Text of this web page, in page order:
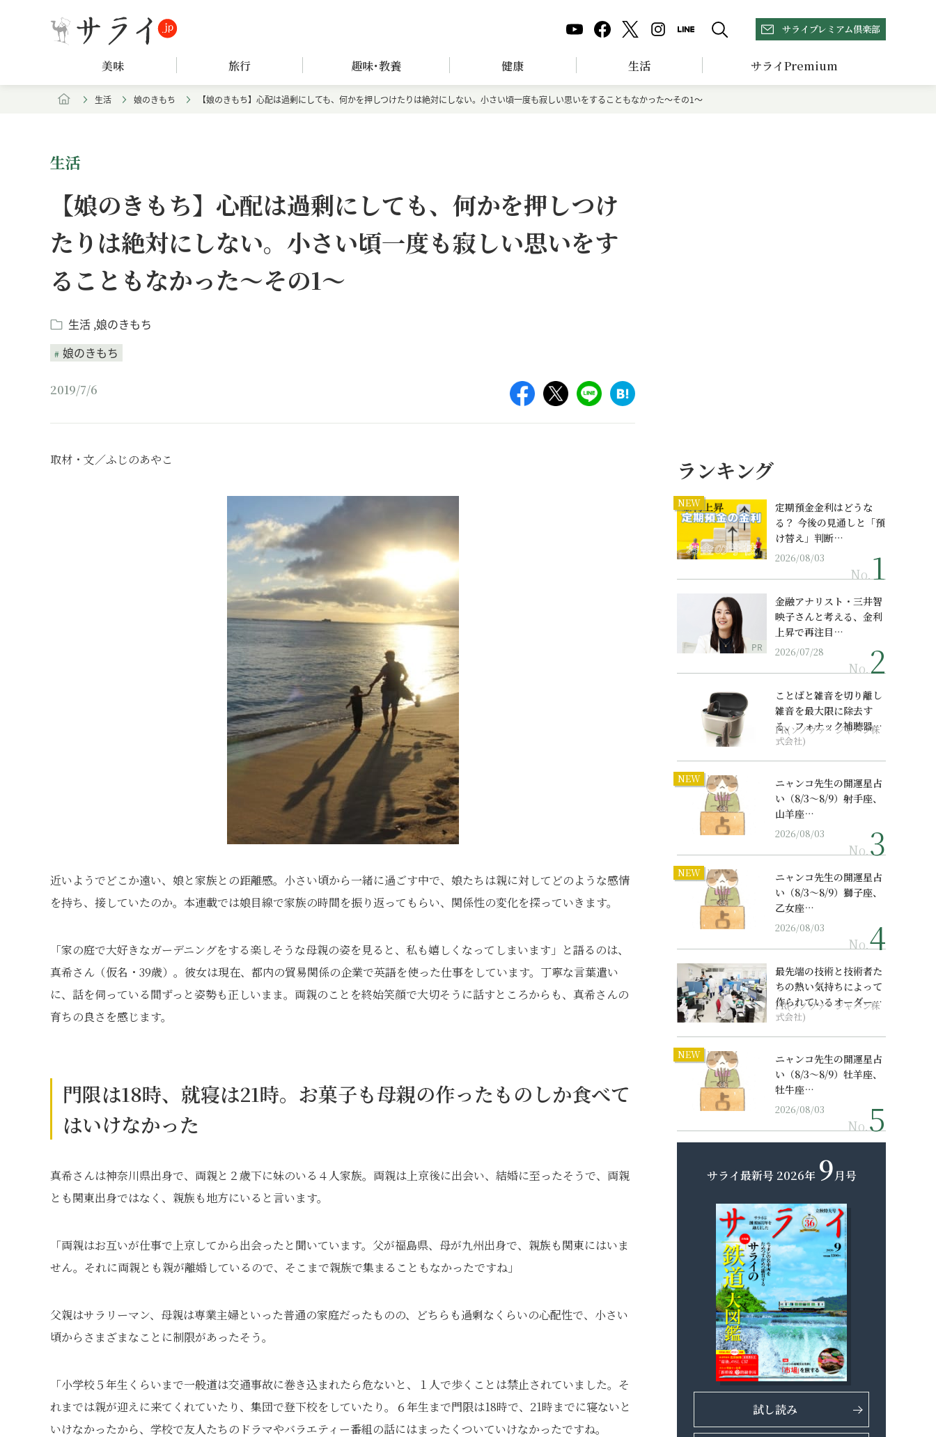
サライプレミアム倶楽部
美味 旅行 趣味･教養 健康 生活 サライPremium
生活 娘のきもち 【娘のきもち】心配は過剰にしても、何かを押しつけたりは絶対にしない。小さい頃一度も寂しい思いをすることもなかった～その1～
生活
【娘のきもち】心配は過剰にしても、何かを押しつけ
たりは絶対にしない。小さい頃一度も寂しい思いをす
ることもなかった～その1～
生活 娘のきもち
娘のきもち
2019/7/6
取材・文／ふじのあやこ
近いようでどこか遠い、娘と家族との距離感。小さい頃から一緒に過ごす中で、娘たちは親に対してどのような感情
を持ち、接していたのか。本連載では娘目線で家族の時間を振り返ってもらい、関係性の変化を探っていきます。
「家の庭で大好きなガーデニングをする楽しそうな母親の姿を見ると、私も嬉しくなってしまいます」と語るのは、
真希さん（仮名・39歳）。彼女は現在、都内の貿易関係の企業で英語を使った仕事をしています。丁寧な言葉遣い
に、話を伺っている間ずっと姿勢も正しいまま。両親のことを終始笑顔で大切そうに話すところからも、真希さんの
育ちの良さを感じます。
門限は18時、就寝は21時。お菓子も母親の作ったものしか食べて
はいけなかった
真希さんは神奈川県出身で、両親と２歳下に妹のいる４人家族。両親は上京後に出会い、結婚に至ったそうで、両親
とも関東出身ではなく、親族も地方にいると言います。
「両親はお互いが仕事で上京してから出会ったと聞いています。父が福島県、母が九州出身で、親族も関東にはいま
せん。それに両親とも親が離婚しているので、そこまで親族で集まることもなかったですね」
父親はサラリーマン、母親は専業主婦といった普通の家庭だったものの、どちらも過剰なくらいの心配性で、小さい
頃からさまざまなことに制限があったそう。
「小学校５年生くらいまで一般道は交通事故に巻き込まれたら危ないと、１人で歩くことは禁止されていました。そ
れまでは親が迎えに来てくれていたり、集団で登下校をしていたり。６年生まで門限は18時で、21時までに寝ないと
いけなかったから、学校で友人たちのドラマやバラエティー番組の話にはまったくついていけなかったですね。
ランキング
NEW
定期預金金利はどうな
る？ 今後の見通しと「預
け替え」判断…
2026/08/03
No.
PR
金融アナリスト・三井智
映子さんと考える、金利
上昇で再注目…
2026/07/28
No.
ことばと雑音を切り離し
雑音を最大限に除去す
る、フォナック補聴器の
最上位モデル
PR(ソノヴァ・ジャパン株
式会社)
NEW
ニャンコ先生の開運星占
い（8/3～8/9）射手座、
山羊座…
2026/08/03
No.
NEW
ニャンコ先生の開運星占
い（8/3～8/9）獅子座、
乙女座…
2026/08/03
No.
最先端の技術と技術者た
ちの熱い気持ちによって
作られているオーダーメ
イド補聴器
PR(ソノヴァ・ジャパン株
式会社)
NEW
ニャンコ先生の開運星占
い（8/3～8/9）牡羊座、
牡牛座…
2026/08/03
No.
サライ最新号 2026年 9月号
試し読み